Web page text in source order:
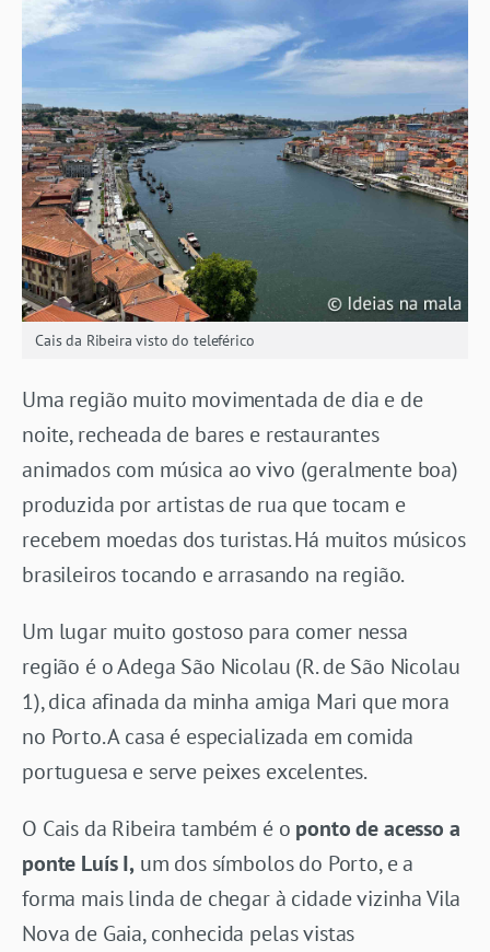
Cais da Ribeira visto do teleférico
Uma região muito movimentada de dia e de
noite, recheada de bares e restaurantes
animados com música ao vivo (geralmente boa)
produzida por artistas de rua que tocam e
recebem moedas dos turistas. Há muitos músicos
brasileiros tocando e arrasando na região.
Um lugar muito gostoso para comer nessa
região é o Adega São Nicolau (R. de São Nicolau
1), dica afinada da minha amiga Mari que mora
no Porto. A casa é especializada em comida
portuguesa e serve peixes excelentes.
O Cais da Ribeira também é o ponto de acesso a
ponte Luís I,um dos símbolos do Porto, e a
forma mais linda de chegar à cidade vizinha Vila
Nova de Gaia, conhecida pelas vistas